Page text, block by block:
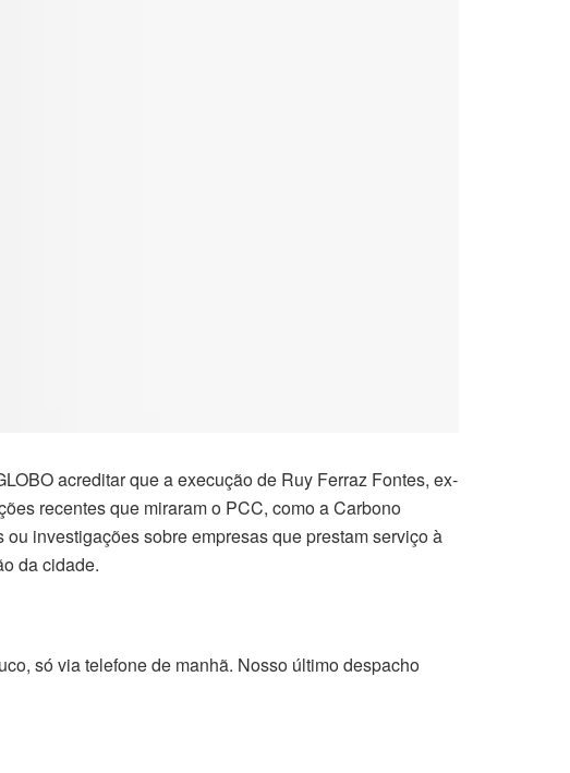
acreditar que a execução de Ruy Ferraz Fontes, ex-
recentes que miraram o PCC, como a Carbono
investigações sobre empresas que prestam serviço à
da cidade.
só via telefone de manhã. Nosso último despacho